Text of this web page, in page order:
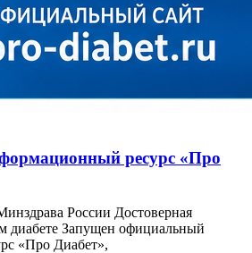
ресурс «Про
России Достоверная
диабете Запущен официальный
«Про Диабет»,